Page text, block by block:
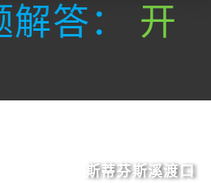
答： 开
斯蒂芬斯溪渡口